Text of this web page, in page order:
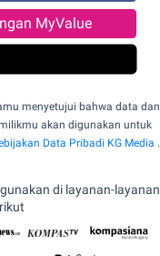
MyValue
menyetujui bahwa data dan
akan digunakan untuk
Data Pribadi KG Media .
di layanan-layanan